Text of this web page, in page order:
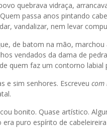
quebrava vidraça,
passa anos pintando
vandalizar, nem levar
de batom na mão, marchou
vendados da dama de
quem faz um contorno
e sim senhores. Escreveu com
bonito. Quase artístico.
era puro espírito de